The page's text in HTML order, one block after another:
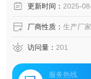
更新时间： 2025-
厂商性质： 生产厂家
访问量： 201
服务热线